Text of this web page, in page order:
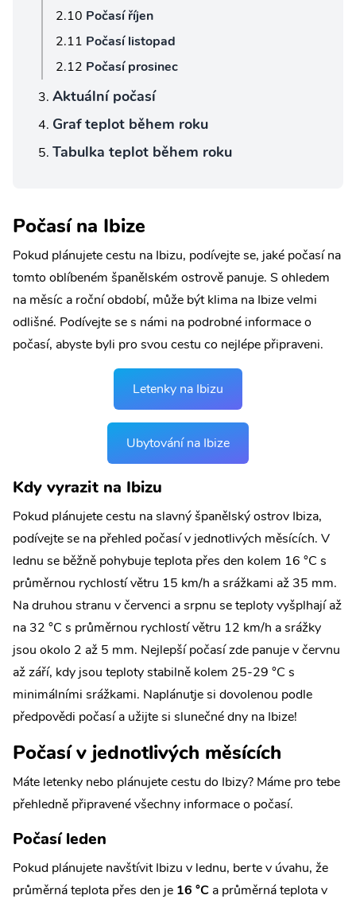
Počasí říjen
Počasí listopad
Počasí prosinec
Aktuální počasí
Graf teplot během roku
Tabulka teplot během roku
Počasí na Ibize
Pokud plánujete cestu na Ibizu, podívejte se, jaké počasí na
tomto oblíbeném španělském ostrově panuje. S ohledem
na měsíc a roční období, může být klima na Ibize velmi
odlišné. Podívejte se s námi na podrobné informace o
počasí, abyste byli pro svou cestu co nejlépe připraveni.
Letenky na Ibizu
Ubytování na Ibize
Kdy vyrazit na Ibizu
Pokud plánujete cestu na slavný španělský ostrov Ibiza,
podívejte se na přehled počasí v jednotlivých měsících. V
lednu se běžně pohybuje teplota přes den kolem 16 °C s
průměrnou rychlostí větru 15 km/h a srážkami až 35 mm.
Na druhou stranu v červenci a srpnu se teploty vyšplhají až
na 32 °C s průměrnou rychlostí větru 12 km/h a srážky
jsou okolo 2 až 5 mm. Nejlepší počasí zde panuje v červnu
až září, kdy jsou teploty stabilně kolem 25-29 °C s
minimálními srážkami. Naplánutje si dovolenou podle
předpovědi počasí a užijte si slunečné dny na Ibize!
Počasí v jednotlivých měsících
Máte letenky nebo plánujete cestu do Ibizy? Máme pro tebe
přehledně připravené všechny informace o počasí.
Počasí leden
Pokud plánujete navštívit Ibizu v lednu, berte v úvahu, že
průměrná teplota přes den je 16 °C a průměrná teplota v